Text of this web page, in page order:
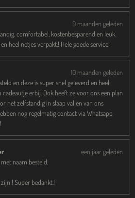
9 maanden geleden
comfortabel, kostenbesparend en leuk.
heel netjes verpakt,! Hele goede service!
10 maanden geleden
en deze is super snel geleverd en heel
erbij. Ook heeft ze voor ons een plan
het zelfstandig in slaap vallen van ons
nog regelmatig contact via Whatsapp
een jaar geleden
naam besteld.
! Super bedankt.!